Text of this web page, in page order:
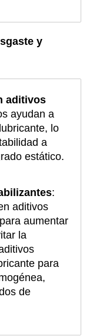
y
aditivos
ayudan a
lo
a
estático.
:
aditivos
aumentar
la
para
de